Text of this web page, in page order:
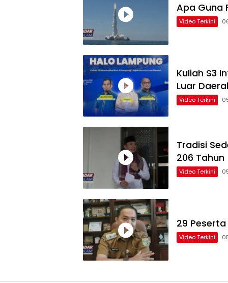
Apa Guna
Video Terkini
Kuliah S3
Luar
Video Terkini
Tradisi
206 Tahun
Video Terkini
29 Peserta
Video Terkini